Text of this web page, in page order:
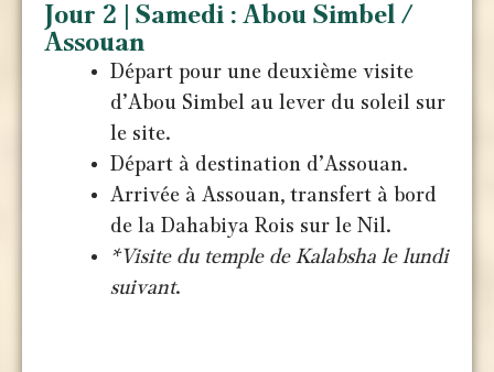
Jour 2 | Samedi : Abou Simbel /
Assouan
Départ pour une deuxième visite
d’Abou Simbel au lever du soleil sur
le site.
Départ à destination d’Assouan.
Arrivée à Assouan, transfert à bord
de la Dahabiya Rois sur le Nil.
*Visite du temple de Kalabsha le lundi
suivant.